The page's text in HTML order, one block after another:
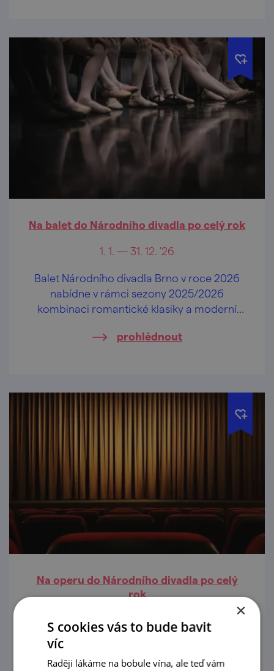
Na balet do Národního divadla po celý rok
1. 1. — 31. 12. '26
Balet Národního divadla Brno v roce 2026
nabídne v rámci sezony 2025/2026
kombinaci romantické klasiky a moderní
prohlédnout
Na operu do Národního divadla po celý
rok
1. 1. — 31. 12. '26
Brněnská opera vstupuje do nové sezony s
pestrým programem, který potěší milovníky
×
S cookies vás to bude bavit
víc
Raději lákáme na bobule vína, ale teď vám